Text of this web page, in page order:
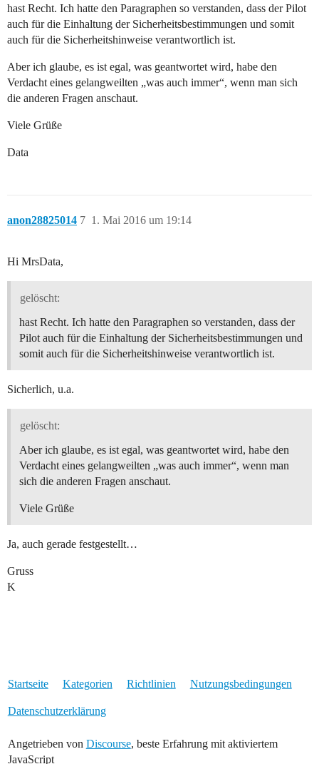
hast Recht. Ich hatte den Paragraphen so verstanden, dass der Pilot
auch für die Einhaltung der Sicherheitsbestimmungen und somit
auch für die Sicherheitshinweise verantwortlich ist.
Aber ich glaube, es ist egal, was geantwortet wird, habe den
Verdacht eines gelangweilten „was auch immer“, wenn man sich
die anderen Fragen anschaut.
Viele Grüße
Data
anon28825014 1. Mai 2016 um 19:14
7
Hi MrsData,
gelöscht:
hast Recht. Ich hatte den Paragraphen so verstanden, dass der
Pilot auch für die Einhaltung der Sicherheitsbestimmungen und
somit auch für die Sicherheitshinweise verantwortlich ist.
Sicherlich, u.a.
gelöscht:
Aber ich glaube, es ist egal, was geantwortet wird, habe den
Verdacht eines gelangweilten „was auch immer“, wenn man
sich die anderen Fragen anschaut.
Viele Grüße
Ja, auch gerade festgestellt…
Gruss
K
Startseite Kategorien Richtlinien Nutzungsbedingungen
Datenschutzerklärung
Angetrieben von Discourse, beste Erfahrung mit aktiviertem
JavaScript